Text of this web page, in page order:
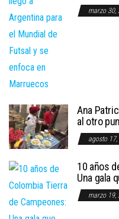
marzo 30,
Ana
al otro
agosto
10 años
Una gala
marzo 19,